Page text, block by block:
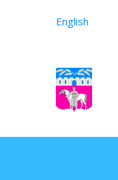
English